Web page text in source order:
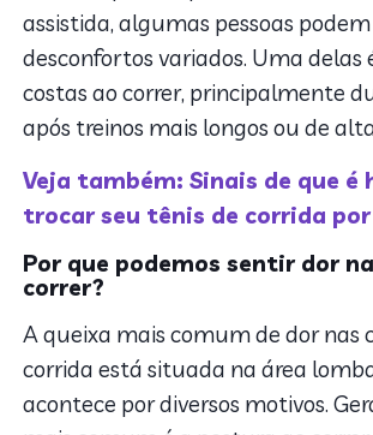
assistida, algumas pessoas
desconfortos variados. Uma delas
costas ao correr, principalmente
após treinos mais longos ou de
Veja também: Sinais de que é
trocar seu tênis de corrida
Por que podemos sentir dor
correr?
A queixa mais comum de dor nas
corrida está situada na área
acontece por diversos motivos.